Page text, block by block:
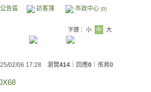
告區 訪客簿 市政中心 (0)
字體： 小 中 大
02/06 17:28 瀏覽414 ｜回應0 推薦0